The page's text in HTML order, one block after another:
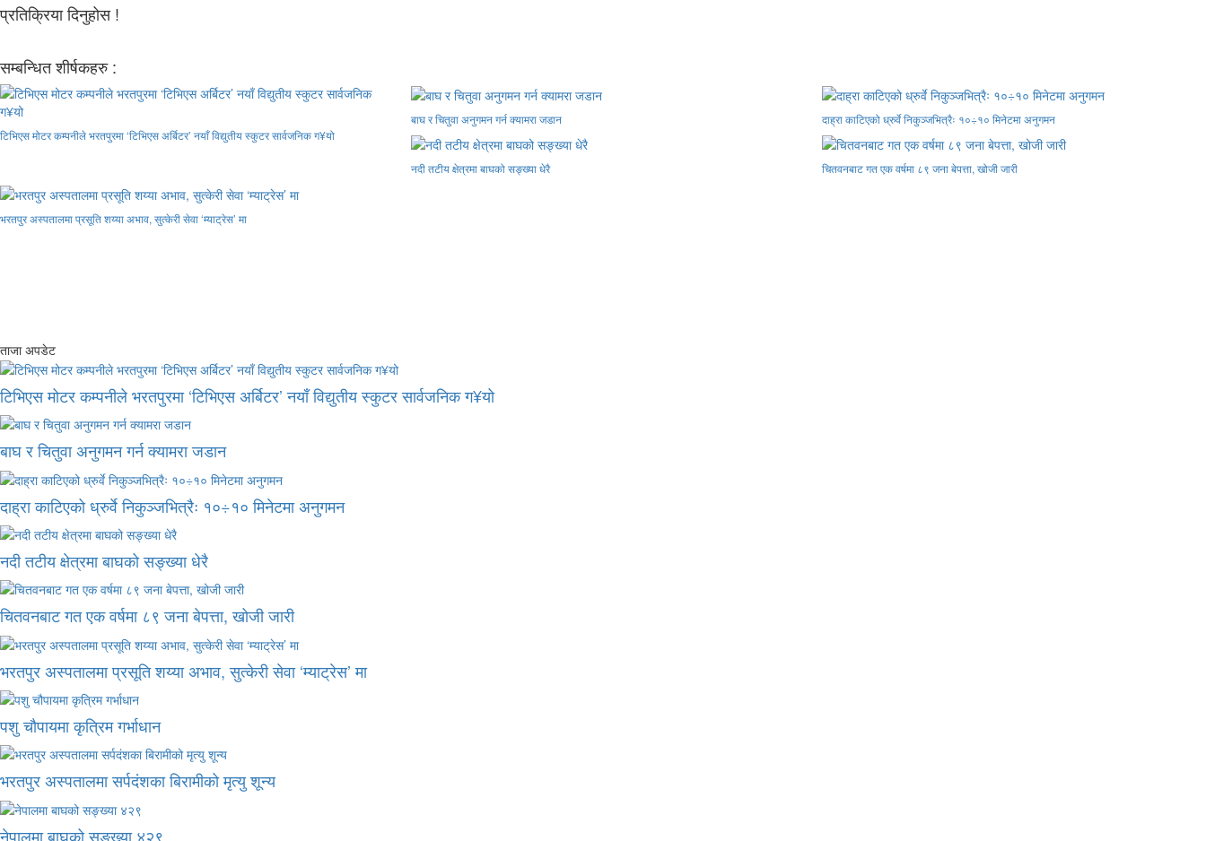
प्रतिक्रिया दिनुहोस !
सम्बन्धित शीर्षकहरु :
टिभिएस मोटर कम्पनीले भरतपुरमा ‘टिभिएस अर्बिटर’ नयाँ विद्युतीय स्कुटर सार्वजनिक ग¥यो
बाघ र चितुवा अनुगमन गर्न क्यामरा जडान दाह्रा काटिएको ध्रुर्वे निकुञ्जभित्रैः १०÷१० मिनेटमा अनुगमन
नदी तटीय क्षेत्रमा बाघको सङ्ख्या धेरै चितवनबाट गत एक वर्षमा ८९ जना बेपत्ता, खोजी जारी
भरतपुर अस्पतालमा प्रसूति शय्या अभाव, सुत्केरी सेवा ‘म्याट्रेस’ मा
ताजा अपडेट
टिभिएस मोटर कम्पनीले भरतपुरमा ‘टिभिएस अर्बिटर’ नयाँ विद्युतीय स्कुटर सार्वजनिक ग¥यो
बाघ र चितुवा अनुगमन गर्न क्यामरा जडान
दाह्रा काटिएको ध्रुर्वे निकुञ्जभित्रैः १०÷१० मिनेटमा अनुगमन
नदी तटीय क्षेत्रमा बाघको सङ्ख्या धेरै
चितवनबाट गत एक वर्षमा ८९ जना बेपत्ता, खोजी जारी
भरतपुर अस्पतालमा प्रसूति शय्या अभाव, सुत्केरी सेवा ‘म्याट्रेस’ मा
पशु चौपायमा कृत्रिम गर्भाधान
भरतपुर अस्पतालमा सर्पदंशका बिरामीको मृत्यु शून्य
नेपालमा बाघको सङ्ख्या ४२९